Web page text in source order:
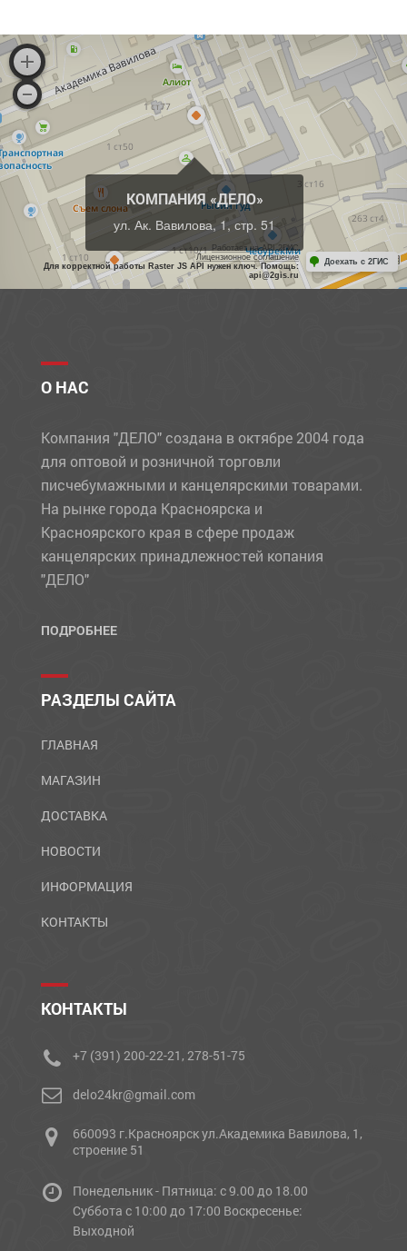
КОМПАНИЯ «ДЕЛО»
ул. Ак. Вавилова, 1, стр. 51
Работает на API 2ГИС
Лицензионное соглашение
Для корректной работы Raster JS API нужен ключ. Помощь:
api@2gis.ru
Доехать с 2ГИС
О НАС
Компания "ДЕЛО" создана в октябре 2004 года
для оптовой и розничной торговли
писчебумажными и канцелярскими товарами.
На рынке города Красноярска и
Красноярского края в сфере продаж
канцелярских принадлежностей копания
"ДЕЛО"
ПОДРОБНЕЕ
РАЗДЕЛЫ САЙТА
ГЛАВНАЯ
МАГАЗИН
ДОСТАВКА
НОВОСТИ
ИНФОРМАЦИЯ
КОНТАКТЫ
КОНТАКТЫ
+7 (391) 200-22-21, 278-51-75
delo24kr@gmail.com
660093 г.Красноярск ул.Академика Вавилова, 1,
строение 51
Понедельник - Пятница: с 9.00 до 18.00
Cуббота с 10:00 до 17:00 Воскресенье:
Выходной